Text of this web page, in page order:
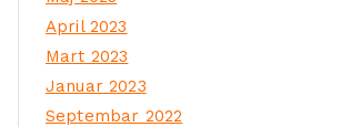
April 2023
Mart 2023
Januar 2023
Septembar 2022